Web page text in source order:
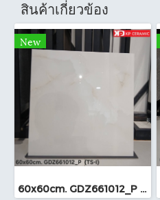
สินค้าเกี่ยวข้อง
New
60x60cm. GDZ661012_P (TS-I)